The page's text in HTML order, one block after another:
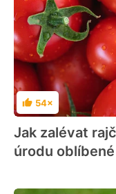
Hodnocení
54×
Jak zalévat
úrodu